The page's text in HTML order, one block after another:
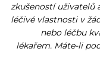
zkušeností uživatelů
léčivé vlastnosti v
nebo léčbu
lékařem. Máte-li